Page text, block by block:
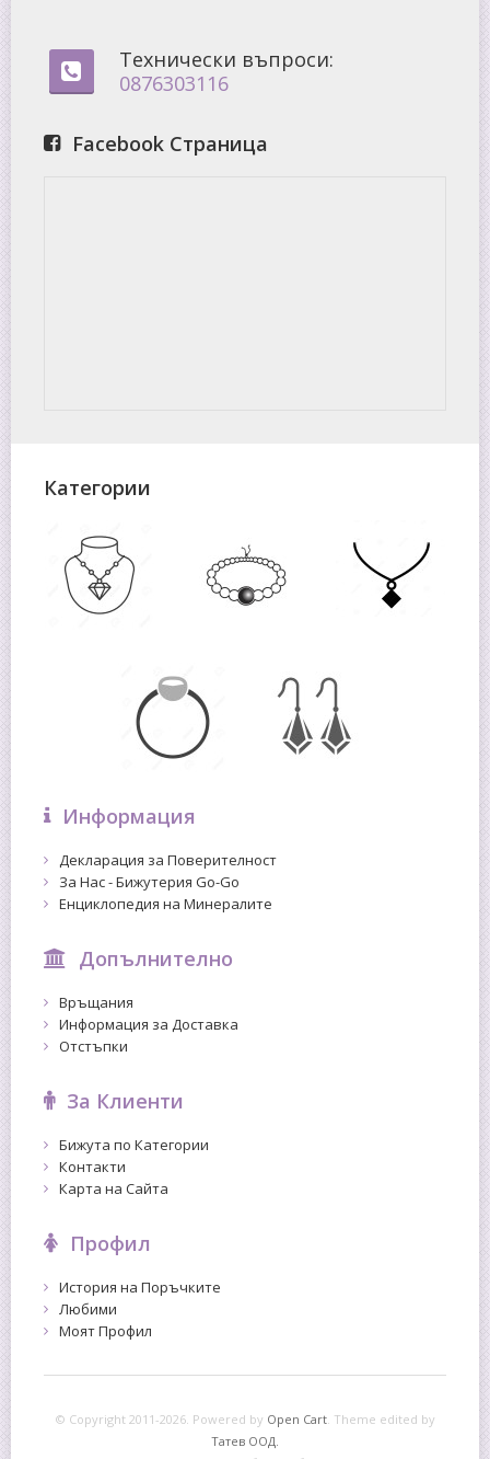
Технически въпроси:
0876303116
Facebook Страница
Категории
Информация
Декларация за Поверителност
За Нас - Бижутерия Go-Go
Енциклопедия на Минералите
Допълнително
Връщания
Информация за Доставка
Отстъпки
За Клиенти
Бижута по Категории
Контакти
Карта на Сайта
Профил
История на Поръчките
Любими
Моят Профил
© Copyright 2011-2026. Powered by Open Cart. Theme edited by
Татев ООД.